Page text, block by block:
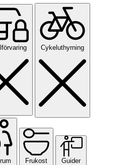
Cykeluthyrning
Frukost Guider